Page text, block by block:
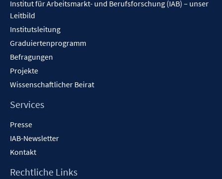
Institut für Arbeitsmarkt- und Berufsforschung (IAB) – unser
Leitbild
Institutsleitung
Graduiertenprogramm
Befragungen
Projekte
Wissenschaftlicher Beirat
Services
Presse
IAB-Newsletter
Kontakt
Rechtliche Links